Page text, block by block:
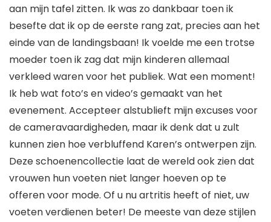
aan mijn tafel zitten. Ik was zo dankbaar toen ik
besefte dat ik op de eerste rang zat, precies aan het
einde van de landingsbaan! Ik voelde me een trotse
moeder toen ik zag dat mijn kinderen allemaal
verkleed waren voor het publiek. Wat een moment!
Ik heb wat foto’s en video’s gemaakt van het
evenement. Accepteer alstublieft mijn excuses voor
de cameravaardigheden, maar ik denk dat u zult
kunnen zien hoe verbluffend Karen’s ontwerpen zijn.
Deze schoenencollectie laat de wereld ook zien dat
vrouwen hun voeten niet langer hoeven op te
offeren voor mode. Of u nu artritis heeft of niet, uw
voeten verdienen beter! De meeste van deze stijlen